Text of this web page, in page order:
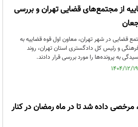
از مجتمع‌های قضایی تهران و بررسی
قضایی در شهر تهران، معاون اول قوه قضاییه به
و رئیس کل دادگستری استان تهران، روند
به پرونده‌ها را مورد بررسی قرار دادند.
مرخصی داده شد تا در ماه رمضان در کنار